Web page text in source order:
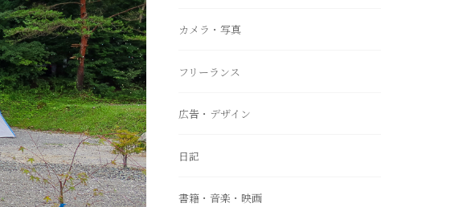
カメラ・写真
フリーランス
広告・デザイン
日記
書籍・音楽・映画